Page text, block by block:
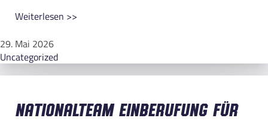
Weiterlesen >>
29. Mai 2026
Uncategorized
Nationalteam Einberufung für